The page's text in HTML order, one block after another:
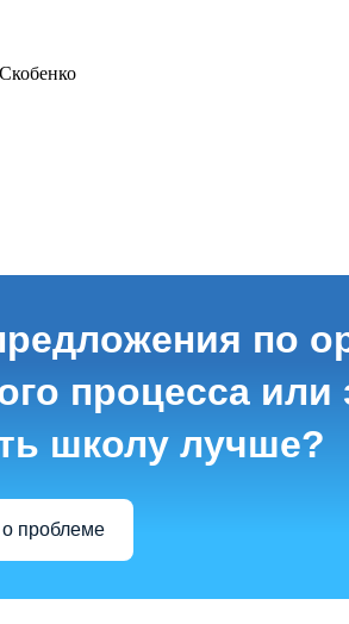
по
процесса или
школу лучше?
проблеме